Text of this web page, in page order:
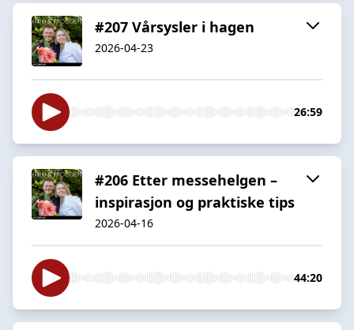
#207 Vårsysler i hagen
2026-04-23
26:59
#206 Etter messehelgen –
inspirasjon og praktiske tips
2026-04-16
44:20